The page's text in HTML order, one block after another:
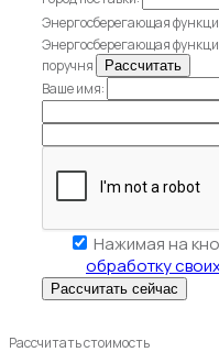
Энергосберегающая
Энергосберегающая
поручня
Ваше имя:
Нажимая на
обработку
Рассчитать стоимость